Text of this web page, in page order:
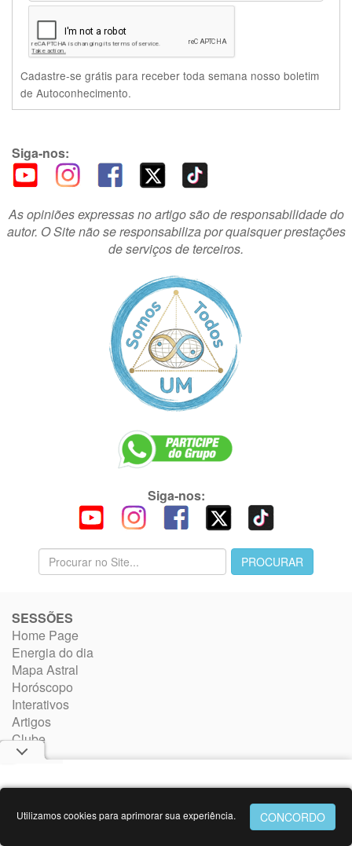
Cadastre-se grátis para receber toda semana nosso boletim
de Autoconhecimento.
Siga-nos:
As opiniões expressas no artigo são de responsabilidade do
autor. O Site não se responsabiliza por quaisquer prestações
de serviços de terceiros.
Siga-nos:
SESSÕES
Home Page
Energia do dia
Mapa Astral
Horóscopo
Interativos
Artigos
Clube
Blog
Oráculos
NOSSO TRABALHO
Utilizamos cookies para aprimorar sua experiência.